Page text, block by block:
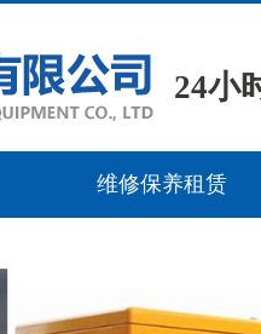
24小
维修保养租赁